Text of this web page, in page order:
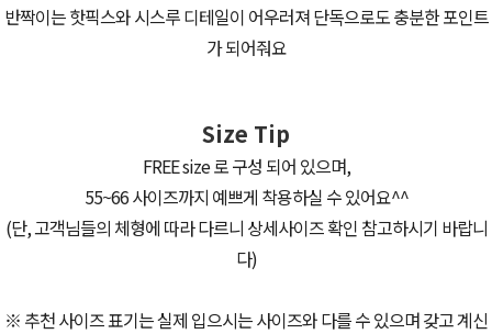
반짝이는 핫픽스와 시스루 디테일이 어우러져 단독으로도 충분한 포인트
가 되어줘요
Size Tip
FREE size 로 구성 되어 있으며,
55~66 사이즈까지 예쁘게 착용하실 수 있어요^^
(단, 고객님들의 체형에 따라 다르니 상세사이즈 확인 참고하시기 바랍니
다)
※ 추천 사이즈 표기는 실제 입으시는 사이즈와 다를 수 있으며 갖고 계신